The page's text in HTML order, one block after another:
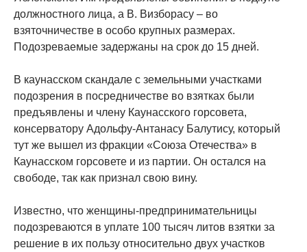
должностного лица, а В. Визборасу – во
взяточничестве в особо крупных размерах.
Подозреваемые задержаны на срок до 15 дней.
В каунасском скандале с земельными участками
подозрения в посредничестве во взятках были
предъявлены и члену Каунасского горсовета,
консерватору Адольфу-Антанасу Балутису, который
тут же вышел из фракции «Союза Отечества» в
Каунасском горсовете и из партии. Он остался на
свободе, так как признал свою вину.
Известно, что женщины-предпринимательницы
подозреваются в уплате 100 тысяч литов взятки за
решение в их пользу относительно двух участков